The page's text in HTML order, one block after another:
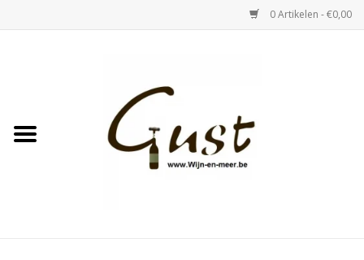
0 Artikelen - €0,00
Witte wijn